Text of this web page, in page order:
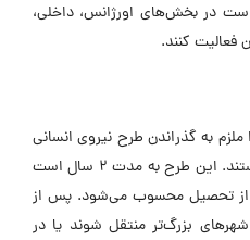
در بخش‌های اورژانس، داخلی،
فعالیت کنند.
به گذراندن طرح نیروی انسانی
در مناطق محروم یا کم‌برخوردار هستند. این طرح به مدت 2 سال است
تحصیل محسوب می‌شود. پس از
بزرگ‌تر منتقل شوند یا در